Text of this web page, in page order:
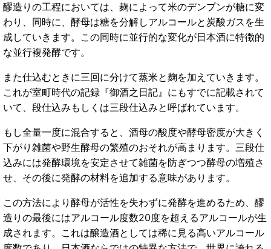
醪造りの工程においては、麹によって米のデンプンが糖に変
わり、同時に、酵母は糖を分解しアルコールと炭酸ガスを生
成していきます。この同時に並行的な変化が日本酒に特徴的
な並行複発酵です。
また仕込むときに三回に分けて蒸米と麹を加えていきます。
これが室町時代の記録『御酒之日記』にもすでに記載されて
いて、段仕込みもしくは三段仕込みと呼ばれています。
もし全量一度に混合すると、酒母の酸度や酵母密度が大きく
下がり雑菌や野生酵母の繁殖のおそれが高まります。三段仕
込みには発酵環境を安定させて雑菌を防ぎつつ酵母の増殖さ
せ、その後に発酵の材料を追加する意味があります。
この方法により酵母が活性を失わずに発酵を進めるため、醪
造りの最後にはアルコール度数20度を超えるアルコールが生
成されます。これは醸造酒としては稀に見る高いアルコール